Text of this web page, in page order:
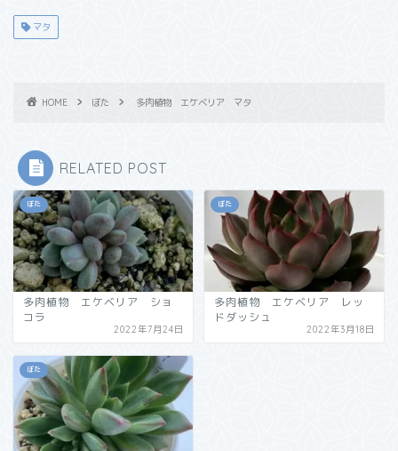
マタ
HOME ぼた 多肉植物 エケベリア マタ
RELATED POST
ぼた
多肉植物 エケベリア ショ
コラ
2022年7月24日
ぼた
多肉植物 エケベリア レッ
ドダッシュ
2022年3月18日
ぼた